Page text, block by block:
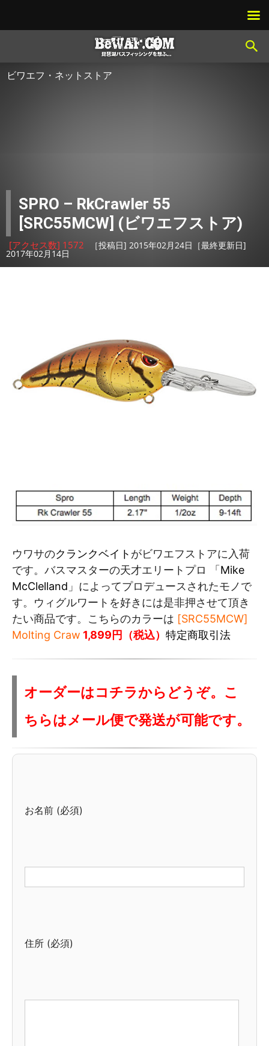
ビワエフ・ネットストア
SPRO – RkCrawler 55
[SRC55MCW] (ビワエフストア)
[アクセス数] 1572 ［投稿日] 2015年02月24日［最終更新日]
2017年02月14日
ウワサのクランクベイト がビワエフストアに入荷
です。バスマスターの天才エリートプロ 「 Mike
McClelland 」によってプロデュースされたモノで
す。ウィグルワートを好きには是非押させて頂き
たい商品です。こちらのカラーは [SRC55MCW]
Molting Craw 1,899円（税込） 特定商取引法
オーダーはコチラからどうぞ。こ
ちらはメール便で発送が可能です。
お名前 (必須)
住所 (必須)